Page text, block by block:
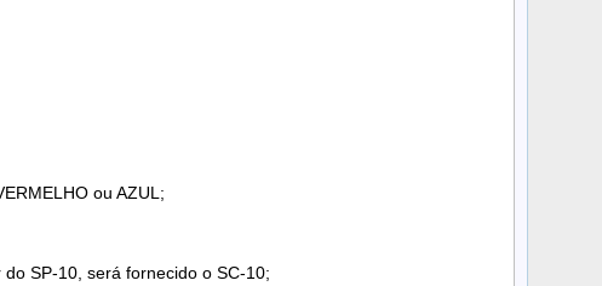
ou AZUL;
SP-10, será fornecido o SC-10;